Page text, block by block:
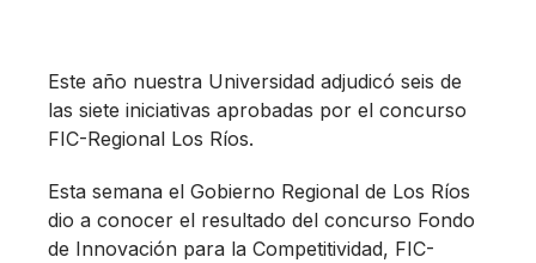
Este año nuestra Universidad adjudicó seis de
las siete iniciativas aprobadas por el concurso
FIC-Regional Los Ríos.
Esta semana el Gobierno Regional de Los Ríos
dio a conocer el resultado del concurso Fondo
de Innovación para la Competitividad, FIC-